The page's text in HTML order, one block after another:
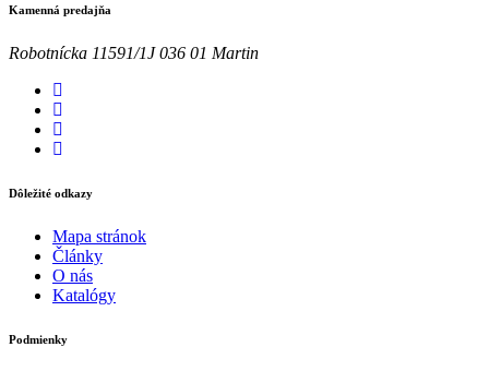
Kamenná predajňa
Robotnícka 11591/1J 036 01 Martin
Dôležité odkazy
Mapa stránok
Články
O nás
Katalógy
Podmienky